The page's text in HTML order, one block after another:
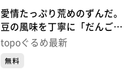
愛情たっぷり荒めのずんだ。
豆の風味を丁寧に「だんご茶
屋あらまち」（若林区東九番
topoぐるめ最新
無料